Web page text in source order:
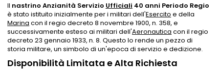
Il nastrino Anzianità Servizio Ufficiali 40 anni Periodo Regio
è stato istituito inizialmente per i militari dell'Esercito e della
Marina con il regio decreto 8 novembre 1900, n. 358, e
successivamente esteso ai militari dell'Aeronautica con il regio
decreto 23 gennaio 1933, n. 8. Questo lo rende un pezzo di
storia militare, un simbolo di un'epoca di servizio e dedizione.
Disponibilità Limitata e Alta Richiesta